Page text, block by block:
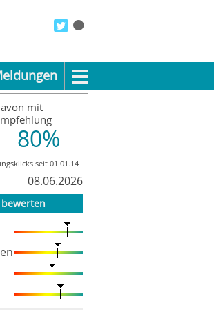
mit
80%
seit 01.01.14
08.06.2026